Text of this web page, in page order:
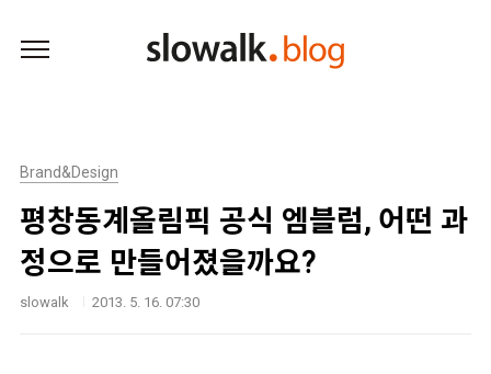
Brand&Design
평창동계올림픽 공식 엠블럼, 어떤 과
정으로 만들어졌을까요?
slowalk 2013. 5. 16. 07:30